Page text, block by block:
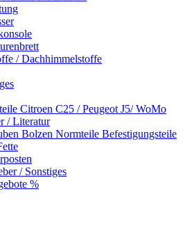
/ Dachhimmelstoffe
Citroen C25 / Peugeot J5/ WoMo
/ Literatur
Bolzen Normteile Befestigungsteile
/ Sonstiges
%